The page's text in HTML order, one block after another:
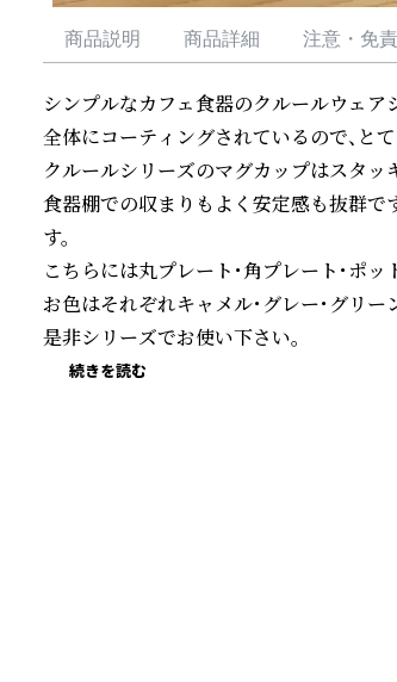
商品説明 商品詳細 注意・免
シンプルなカフェ食器のクルールウェア
全体にコーティングされているので、と
クルールシリーズのマグカップはスタッ
食器棚での収まりもよく安定感も抜群で
す。
こちらには丸プレート・角プレート・ポッ
お色はそれぞれキャメル・グレー・グリー
是非シリーズでお使い下さい。
続きを読む